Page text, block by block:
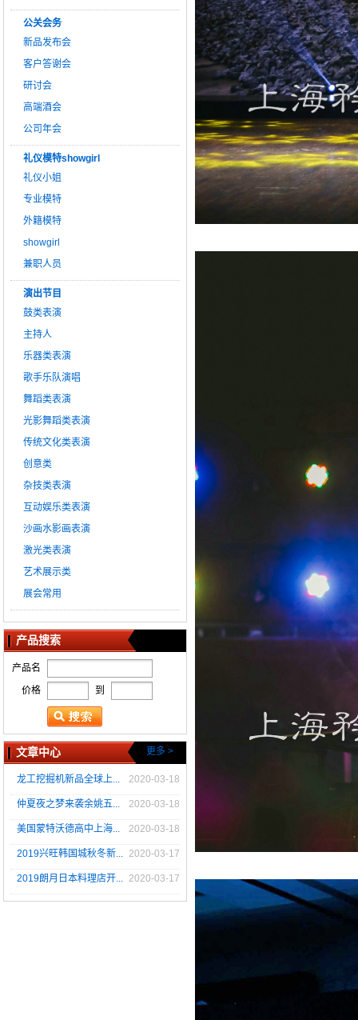
公关会务
新品发布会
客户答谢会
研讨会
高端酒会
公司年会
礼仪模特showgirl
礼仪小姐
专业模特
外籍模特
showgirl
兼职人员
演出节目
鼓类表演
主持人
乐器类表演
歌手乐队演唱
舞蹈类表演
光影舞蹈类表演
传统文化类表演
创意类
杂技类表演
互动娱乐类表演
沙画水影画表演
激光类表演
艺术展示类
展会常用
产品搜索
产品名
价格
到
文章中心 更多 >
龙工挖掘机新品全球上... 2020-03-18
仲夏夜之梦来袭余姚五... 2020-03-18
美国蒙特沃德高中上海... 2020-03-18
2019兴旺韩国城秋冬新... 2020-03-17
2019朗月日本料理店开... 2020-03-17